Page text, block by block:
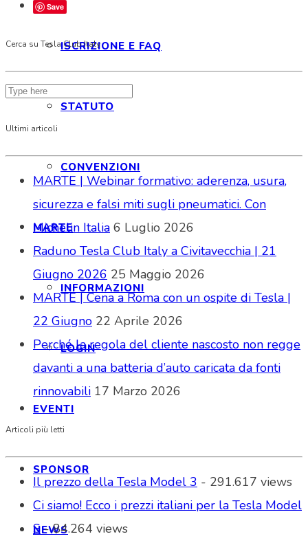
ISCRIZIONE E FAQ
STATUTO
CONVENZIONI
MARTE
INFORMAZIONI
LOGIN
EVENTI
SPONSOR
NEWS
Save
Cerca su Tesla Club Italy
Ultimi articoli
MARTE | Webinar formativo: aderenza, usura,
sicurezza e falsi miti sugli pneumatici. Con
Michelin Italia 6 Luglio 2026
Raduno Tesla Club Italy a Civitavecchia | 21
Giugno 2026 25 Maggio 2026
MARTE | Cena a Roma con un ospite di Tesla |
22 Giugno 22 Aprile 2026
Perché la regola del cliente nascosto non regge
davanti a una batteria d’auto caricata da fonti
rinnovabili 17 Marzo 2026
Articoli più letti
Il prezzo della Tesla Model 3 - 291.617 views
Ci siamo! Ecco i prezzi italiani per la Tesla Model
S- 84.264 views